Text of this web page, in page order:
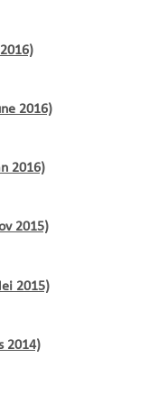
2016)
2016)
2015)
2015)
2014)